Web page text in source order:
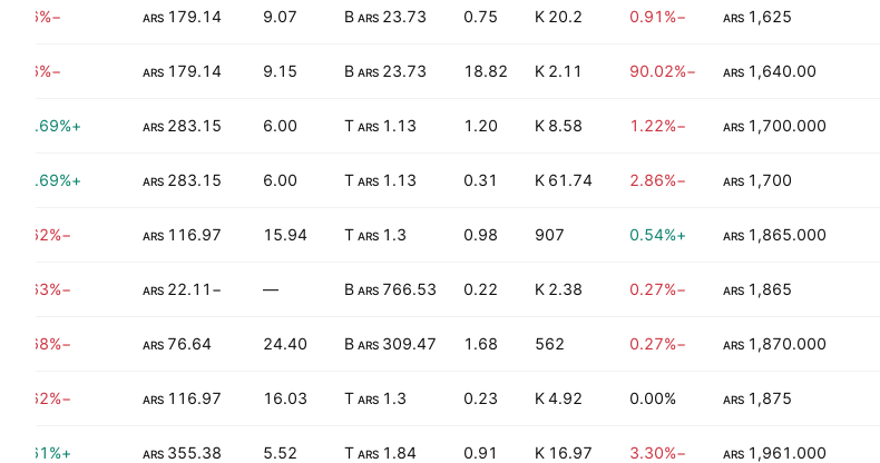
1,625
ARS
−0.91%
20.2 K
0.75
23.73 B
ARS
9.07
179.14
ARS
−7.56%
1,640.00
ARS
−90.02%
2.11 K
18.82
23.73 B
ARS
9.15
179.14
ARS
−7.56%
1,700.000
ARS
−1.22%
8.58 K
1.20
1.13 T
ARS
6.00
283.15
ARS
+176.69%
1,700
ARS
−2.86%
61.74 K
0.31
1.13 T
ARS
6.00
283.15
ARS
+176.69%
1,865.000
ARS
+0.54%
907
0.98
1.3 T
ARS
15.94
116.97
ARS
−55.62%
1,865
ARS
−0.27%
2.38 K
0.22
766.53 B
ARS
—
−22.11
ARS
−99.63%
1,870.000
ARS
−0.27%
562
1.68
309.47 B
ARS
24.40
76.64
ARS
−85.68%
1,875
ARS
0.00%
4.92 K
0.23
1.3 T
ARS
16.03
116.97
ARS
−55.62%
1,961.000
ARS
−3.30%
16.97 K
0.91
1.84 T
ARS
5.52
355.38
ARS
+32.61%